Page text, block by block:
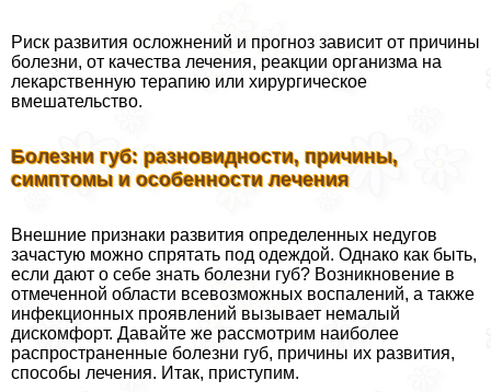
Риск развития осложнений и прогноз зависит от причины
болезни, от качества лечения, реакции организма на
лекарственную терапию или хирургическое
вмешательство.
Болезни губ: разновидности, причины,
симптомы и особенности лечения
Внешние признаки развития определенных недугов
зачастую можно спрятать под одеждой. Однако как быть,
если дают о себе знать болезни губ? Возникновение в
отмеченной области всевозможных воспалений, а также
инфекционных проявлений вызывает немалый
дискомфорт. Давайте же рассмотрим наиболее
распространенные болезни губ, причины их развития,
способы лечения. Итак, приступим.